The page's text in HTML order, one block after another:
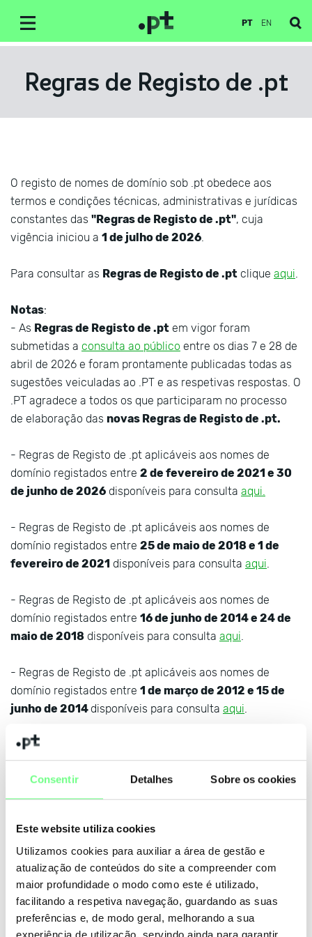
Consentir Detalhes Sobre os cookies
Este website utiliza cookies
Utilizamos cookies para auxiliar a área de gestão e
atualização de conteúdos do site a compreender com
maior profundidade o modo como este é utilizado,
facilitando a respetiva navegação, guardando as suas
preferências e, de modo geral, melhorando a sua
experiência de utilização, servindo ainda para garantir
PT EN
Regras de Registo de .pt
O registo de nomes de domínio sob .pt obedece aos
termos e condições técnicas, administrativas e jurídicas
constantes das "Regras de Registo de .pt", cuja
vigência iniciou a 1 de julho de 2026.
Para consultar as Regras de Registo de .pt clique aqui.
Notas:
- As Regras de Registo de .pt em vigor foram
submetidas a consulta ao público entre os dias 7 e 28 de
abril de 2026 e foram prontamente publicadas todas as
sugestões veiculadas ao .PT e as respetivas respostas. O
.PT agradece a todos os que participaram no processo
de elaboração das novas Regras de Registo de .pt.
- Regras de Registo de .pt aplicáveis aos nomes de
domínio registados entre 2 de fevereiro de 2021 e 30
de junho de 2026 disponíveis para consulta aqui.
- Regras de Registo de .pt aplicáveis aos nomes de
domínio registados entre 25 de maio de 2018 e 1 de
fevereiro de 2021 disponíveis para consulta aqui.
- Regras de Registo de .pt aplicáveis aos nomes de
domínio registados entre 16 de junho de 2014 e 24 de
maio de 2018 disponíveis para consulta aqui.
- Regras de Registo de .pt aplicáveis aos nomes de
domínio registados entre 1 de março de 2012 e 15 de
junho de 2014disponíveis para consulta aqui.
- Regras de Registo de .pt aplicáveis aos nomes de
domínio registados entre1 de julho de 2010 e 29 de
fevereiro de 2012
disponíveis para consultaaqui.
domínio registados entre1 de março de 2006 e 30 de
junho de 2010disponíveis para consulta aqui.
- Regras de Registo de .pt aplicáveis aos nomes de
domínio registados entre1 de junho de 2003 e 28 de
fevereiro de 2006disponíveis para consultaaqui